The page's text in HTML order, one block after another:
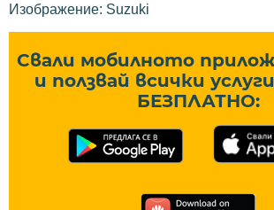
Изображение: Suzuki
Свали мобилното
и ползвай всички
БЕЗПЛАТНО: